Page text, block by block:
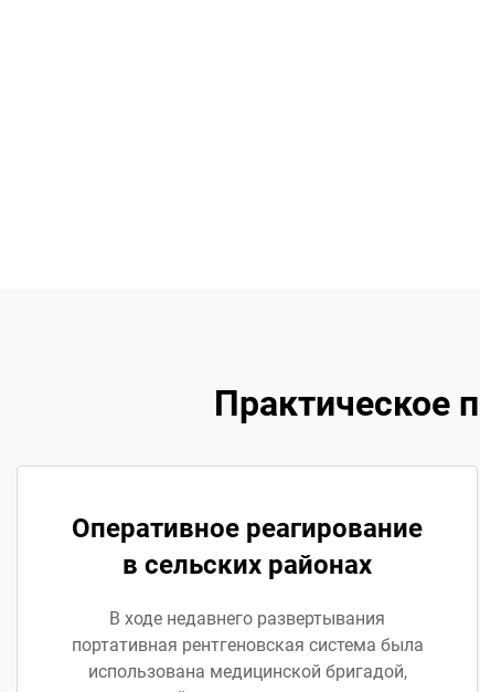
Практическое
Оперативное реагирование
в сельских районах
В ходе недавнего развертывания
портативная рентгеновская система была
использована медицинской бригадой,